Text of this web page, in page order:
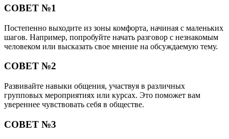
СОВЕТ №1
Постепенно выходите из зоны комфорта, начиная с маленьких
шагов. Например, попробуйте начать разговор с незнакомым
человеком или высказать свое мнение на обсуждаемую тему.
СОВЕТ №2
Развивайте навыки общения, участвуя в различных
групповых мероприятиях или курсах. Это поможет вам
увереннее чувствовать себя в обществе.
СОВЕТ №3